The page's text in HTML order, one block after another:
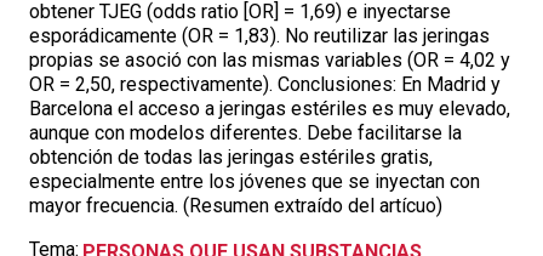
obtener TJEG (odds ratio [OR] = 1,69) e inyectarse
esporádicamente (OR = 1,83). No reutilizar las jeringas
propias se asoció con las mismas variables (OR = 4,02 y
OR = 2,50, respectivamente). Conclusiones: En Madrid y
Barcelona el acceso a jeringas estériles es muy elevado,
aunque con modelos diferentes. Debe facilitarse la
obtención de todas las jeringas estériles gratis,
especialmente entre los jóvenes que se inyectan con
mayor frecuencia. (Resumen extraído del artícuo)
Tema: